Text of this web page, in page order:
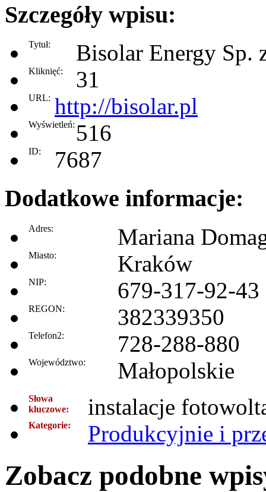
Szczegóły wpisu:
Tytuł: Bisolar Energy Sp.
Kliknięć: 31
URL: http://bisolar.pl
Wyświetleń: 516
ID: 7687
Dodatkowe informacje:
Adres: Mariana
Miasto: Kraków
NIP: 679-317-92-43
REGON: 382339350
Telefon2: 728-288-880
Województwo: Małopolskie
Słowa
kluczowe:
instalacje
Kategorie: Produkcyjnie i
Zobacz podobne